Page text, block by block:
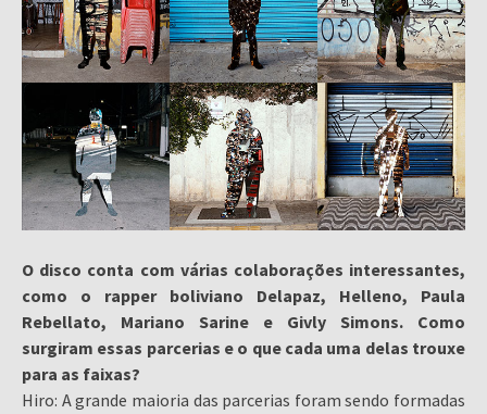
O disco conta com várias colaborações interessantes,
como o rapper boliviano Delapaz, Helleno, Paula
Rebellato, Mariano Sarine e Givly Simons. Como
surgiram essas parcerias e o que cada uma delas trouxe
para as faixas?
Hiro: A grande maioria das parcerias foram sendo formadas